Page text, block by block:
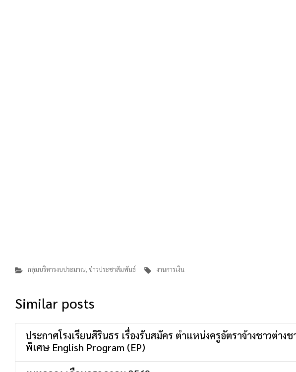
กลุ่มบริหารงบประมาณ, ข่าวประชาสัมพันธ์ งานการเงิน
Similar posts
ประกาศโรงเรียนสิรินธร เรื่องรับสมัคร ตำแหน่งครูอัตราจ้างชาวต่า
พิเศษ English Program (EP)